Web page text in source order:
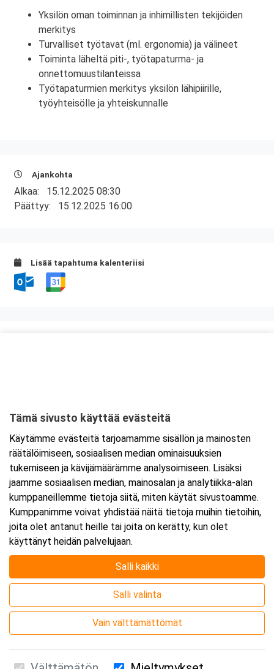
Yksilön oman toiminnan ja inhimillisten tekijöiden
merkitys
Turvalliset työtavat (ml. ergonomia) ja välineet
Toiminta läheltä piti-, työtapaturma- ja
onnettomuustilanteissa
Työtapaturmien merkitys yksilön lähipiirille,
työyhteisölle ja yhteiskunnalle
Ajankohta
Alkaa: 15.12.2025 08:30
Päättyy: 15.12.2025 16:00
Lisää tapahtuma kalenteriisi
Tarkempi kartta ja ajo-ohjeet
Tämä sivusto käyttää evästeitä
Käytämme evästeitä tarjoamamme sisällön ja mainosten
räätälöimiseen, sosiaalisen median ominaisuuksien
tukemiseen ja kävijämäärämme analysoimiseen. Lisäksi
jaamme sosiaalisen median, mainosalan ja analytiikka-alan
kumppaneillemme tietoja siitä, miten käytät sivustoamme.
Kumppanimme voivat yhdistää näitä tietoja muihin tietoihin,
joita olet antanut heille tai joita on kerätty, kun olet
käyttänyt heidän palvelujaan.
Salli kaikki
Salli valinta
Vain välttämättömät